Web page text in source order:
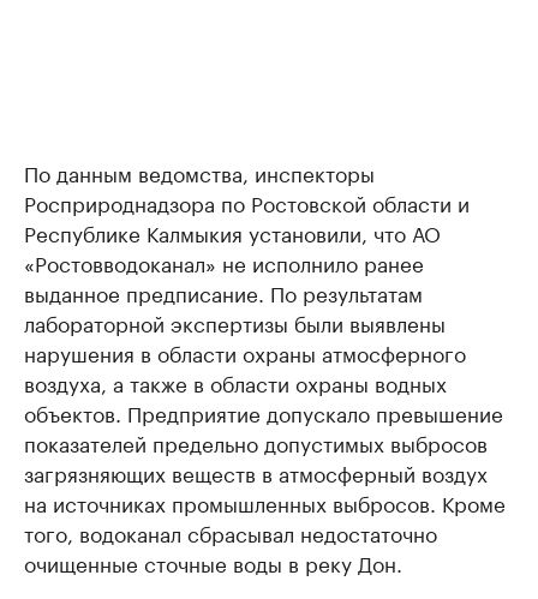
По данным ведомства, инспекторы
Росприроднадзора по Ростовской области и
Республике Калмыкия установили, что АО
«Ростовводоканал» не исполнило ранее
выданное предписание. По результатам
лабораторной экспертизы были выявлены
нарушения в области охраны атмосферного
воздуха, а также в области охраны водных
объектов. Предприятие допускало превышение
показателей предельно допустимых выбросов
загрязняющих веществ в атмосферный воздух
на источниках промышленных выбросов. Кроме
того, водоканал сбрасывал недостаточно
очищенные сточные воды в реку Дон.